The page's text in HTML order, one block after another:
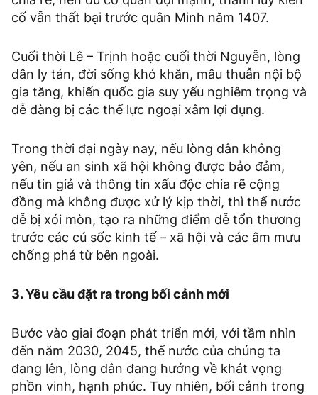
cố vẫn thất bại trước quân Minh năm 1407.
Cuối thời Lê – Trịnh hoặc cuối thời Nguyễn, lòng
dân ly tán, đời sống khó khăn, mâu thuẫn nội bộ
gia tăng, khiến quốc gia suy yếu nghiêm trọng và
dễ dàng bị các thế lực ngoại xâm lợi dụng.
Trong thời đại ngày nay, nếu lòng dân không
yên, nếu an sinh xã hội không được bảo đảm,
nếu tin giả và thông tin xấu độc chia rẽ cộng
đồng mà không được xử lý kịp thời, thì thế nước
dễ bị xói mòn, tạo ra những điểm dễ tổn thương
trước các cú sốc kinh tế – xã hội và các âm mưu
chống phá từ bên ngoài.
3. Yêu cầu đặt ra trong bối cảnh mới
Bước vào giai đoạn phát triển mới, với tầm nhìn
đến năm 2030, 2045, thế nước của chúng ta
đang lên, lòng dân đang hướng về khát vọng
phồn vinh, hạnh phúc. Tuy nhiên, bối cảnh trong